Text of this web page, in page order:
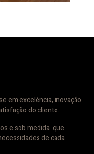
em excelência, inovação
do cliente.
e sob medida que
de cada